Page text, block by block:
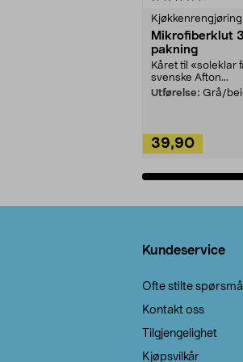
Kjøkkenrengjøring
Mikrofiberklut
pakning
Kåret til «soleklar
svenske Afton...
Utførelse: Grå/
39,90
Kundeservice
Ofte stilte spørsmål
Kontakt oss
Tilgjengelighet
Kjøpsvilkår